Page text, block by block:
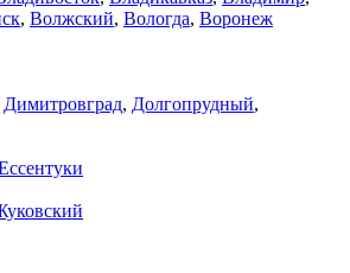
, Волжский, Вологда, Воронеж
Димитровград, Долгопрудный,